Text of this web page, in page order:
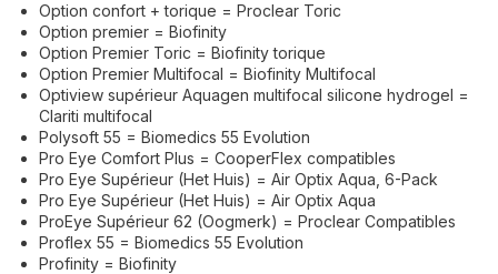
Option confort + torique = Proclear Toric
Option premier = Biofinity
Option Premier Toric = Biofinity torique
Option Premier Multifocal = Biofinity Multifocal
Optiview supérieur Aquagen multifocal silicone hydrogel =
Clariti multifocal
Polysoft 55 = Biomedics 55 Evolution
Pro Eye Comfort Plus = CooperFlex compatibles
Pro Eye Supérieur (Het Huis) = Air Optix Aqua, 6-Pack
Pro Eye Supérieur (Het Huis) = Air Optix Aqua
ProEye Supérieur 62 (Oogmerk) = Proclear Compatibles
Proflex 55 = Biomedics 55 Evolution
Profinity = Biofinity